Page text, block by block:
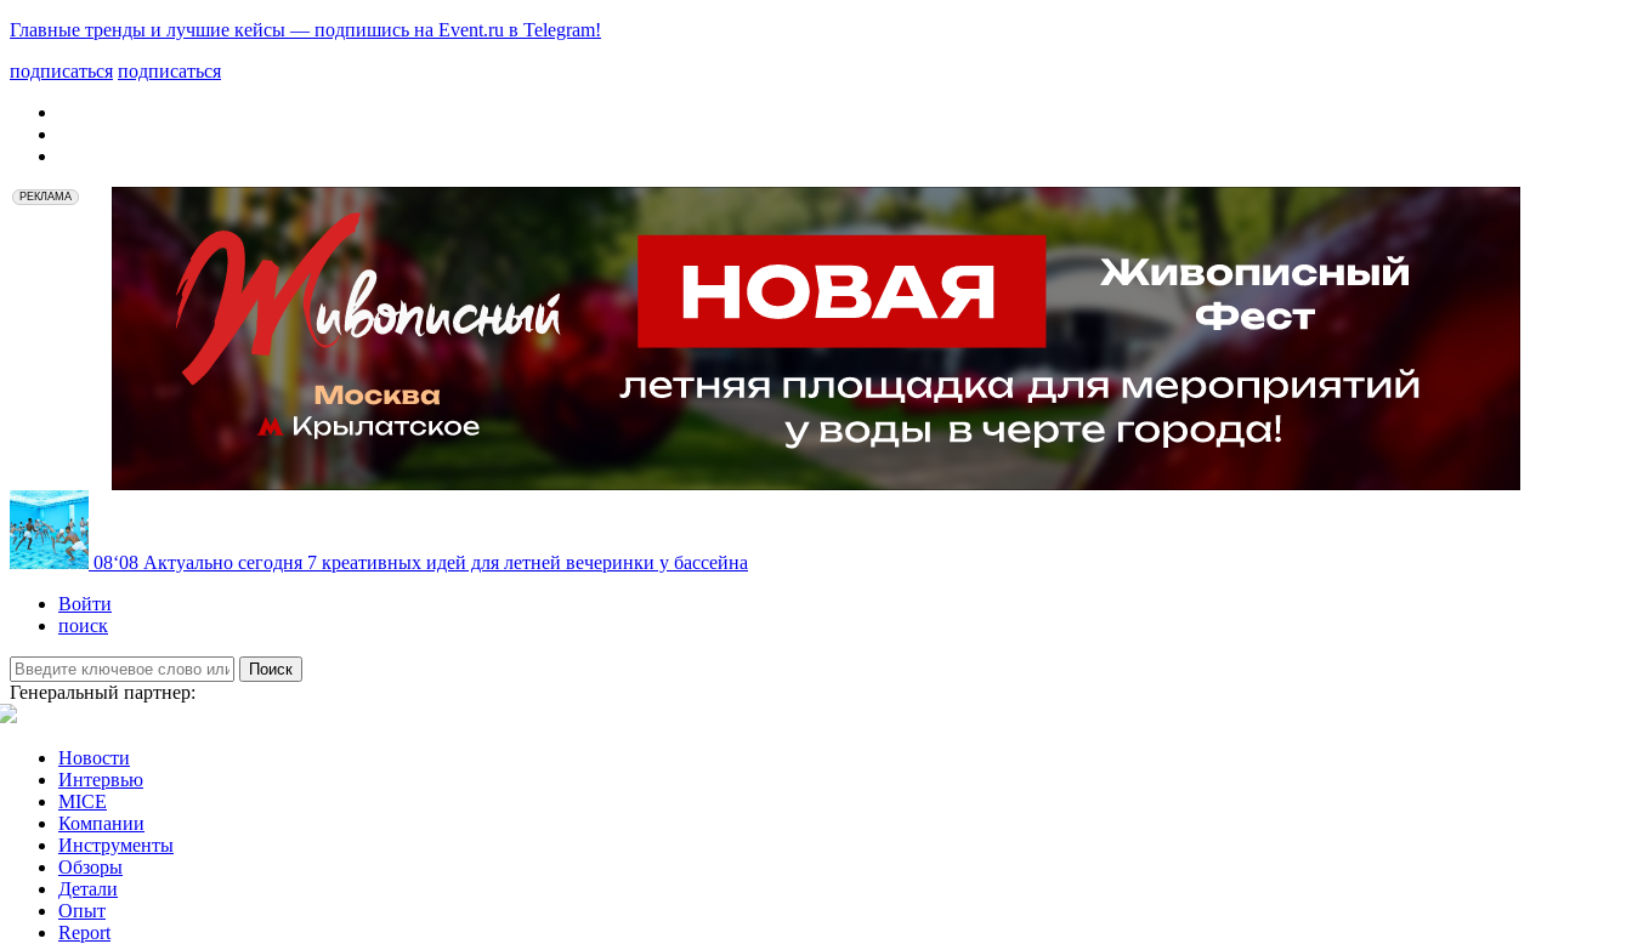
Главные тренды и лучшие кейсы — подпишись на Event.ru в Telegram!
подписаться подписаться
РЕКЛАМА
08‘08 Актуально сегодня 7 креативных идей для летней вечеринки у бассейна
Войти
поиск
Поиск
Генеральный партнер:
Новости
Интервью
MICE
Компании
Инструменты
Обзоры
Детали
Опыт
Report